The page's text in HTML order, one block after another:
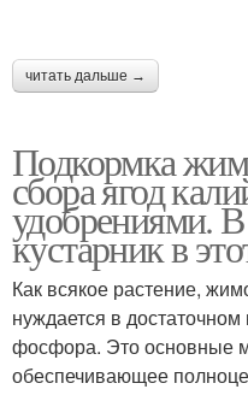
читать дальше →
Подкормка
сбора ягод
удобрениями.
кустарник в
Как всякое растение,
нуждается в достаточном
фосфора. Это основные
обеспечивающее